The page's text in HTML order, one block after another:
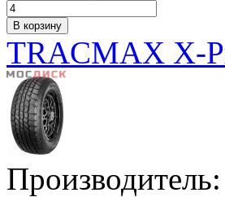
TRACMAX X-
Производитель: